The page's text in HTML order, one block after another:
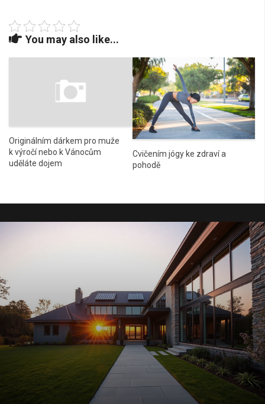
You may also like...
Originálním dárkem pro muže
k výročí nebo k Vánocům
uděláte dojem
Cvičením jógy ke zdraví a
pohodě